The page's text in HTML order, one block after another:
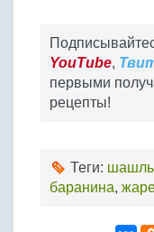
YouTube,
первыми
рецепты!
Теги:
баранина,